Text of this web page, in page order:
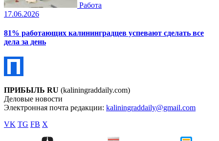
Работа
17.06.2026
81% работающих калининградцев успевают сделать все
дела за день
ПРИБЫЛЬ RU (kaliningraddaily.com)
Деловые новости
Электронная почта редакции: kaliningraddaily@gmail.com
VK TG FB X